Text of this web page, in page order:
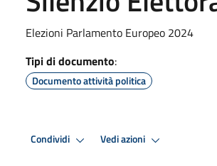
Elezioni Parlamento Europeo 2024
Tipi di documento:
Documento attività politica
Condividi Vedi azioni